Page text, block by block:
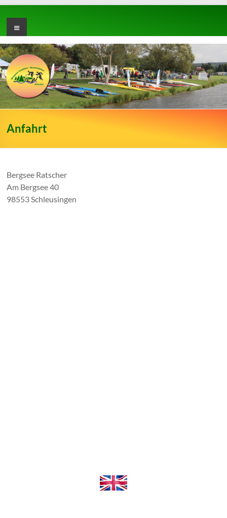
Inhalt
springenBergsee
Triathlon
/
Quadrathlon
Ratscher
Club
Menü
Anfahrt
Bergsee Ratscher
Am Bergsee 40
98553 Schleusingen